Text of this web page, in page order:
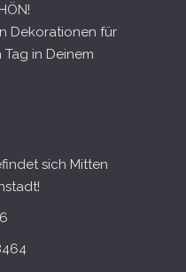
Dekorationen für
in Deinem
sich Mitten